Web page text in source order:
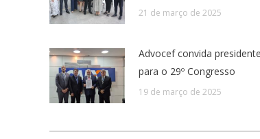
21 de março de 2025
Advocef convida
para o 29º Congresso
19 de março de 2025